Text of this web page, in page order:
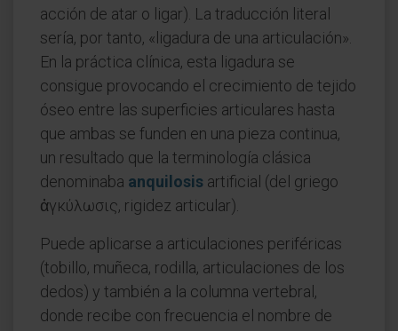
acción de atar o ligar). La traducción literal
sería, por tanto, «ligadura de una articulación».
En la práctica clínica, esta ligadura se
consigue provocando el crecimiento de tejido
óseo entre las superficies articulares hasta
que ambas se funden en una pieza continua,
un resultado que la terminología clásica
denominaba anquilosis artificial (del griego
ἀγκύλωσις, rigidez articular).
Puede aplicarse a articulaciones periféricas
(tobillo, muñeca, rodilla, articulaciones de los
dedos) y también a la columna vertebral,
donde recibe con frecuencia el nombre de